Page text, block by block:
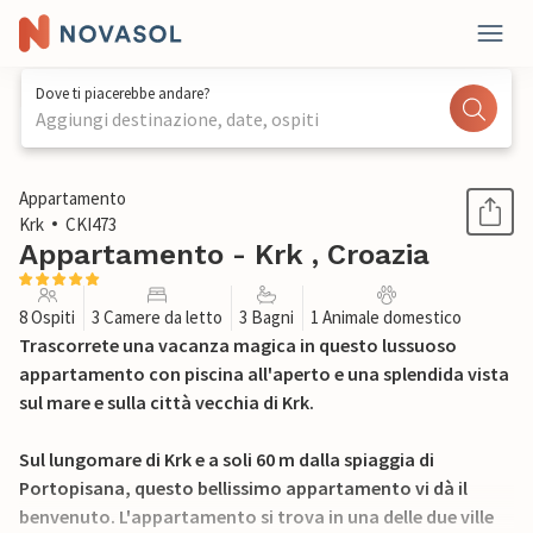
Dove ti piacerebbe andare?
Aggiungi destinazione, date, ospiti
1 / 52
Appartamento
Krk
CKI473
Appartamento - Krk , Croazia
8 Ospiti 3 Camere da letto 3 Bagni 1 Animale domestico
Trascorrete una vacanza magica in questo lussuoso
appartamento con piscina all'aperto e una splendida vista
sul mare e sulla città vecchia di Krk.
Sul lungomare di Krk e a soli 60 m dalla spiaggia di
Portopisana, questo bellissimo appartamento vi dà il
benvenuto. L'appartamento si trova in una delle due ville